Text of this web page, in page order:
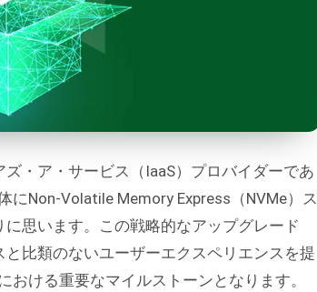
・ア・サービス（IaaS）プロバイダーであ
にNon-Volatile Memory Express（NVMe）ス
思います。この戦略的なアップグレード
比類のないユーザーエクスペリエンスを提
ける重要なマイルストーンとなります。